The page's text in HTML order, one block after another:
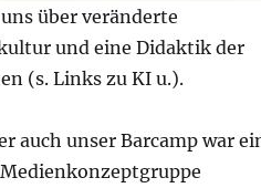
über veränderte
und eine Didaktik der
(s. Links zu KI u.).
auch unser Barcamp war